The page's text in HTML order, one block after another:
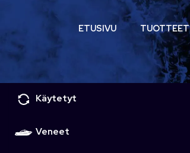
ETUSIVU TUOTTEET
Käytetyt
Veneet